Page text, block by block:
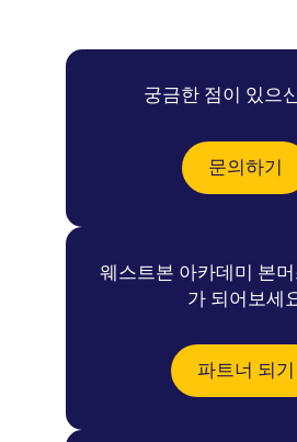
궁금한 점이 있으
문의하기
웨스트본 아카데미 본
가 되어보세
파트너 되기